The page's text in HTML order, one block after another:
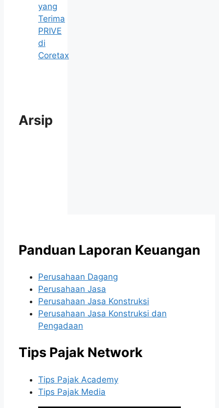
yang
Terima
PRIVE
di
Coretax
Arsip
Panduan Laporan Keuangan
Perusahaan Dagang
Perusahaan Jasa
Perusahaan Jasa Konstruksi
Perusahaan Jasa Konstruksi dan
Pengadaan
Tips Pajak Network
Tips Pajak Academy
Tips Pajak Media